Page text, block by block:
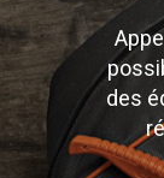
des